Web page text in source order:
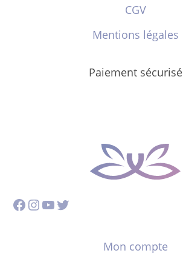
CGV
Mentions légales
Paiement sécurisé
Facebook
Instagram
YouTube
Twitter
Mon compte